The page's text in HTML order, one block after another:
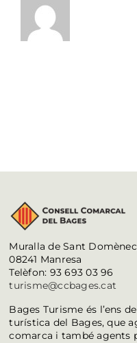
Muralla de Sant
08241 Manresa
Telèfon: 93 693 03 96
turisme@ccbages.cat
Bages Turisme és l’ens
turística del Bages, que
comarca i també agents